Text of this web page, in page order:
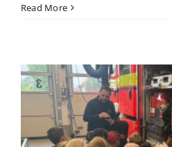
Read More